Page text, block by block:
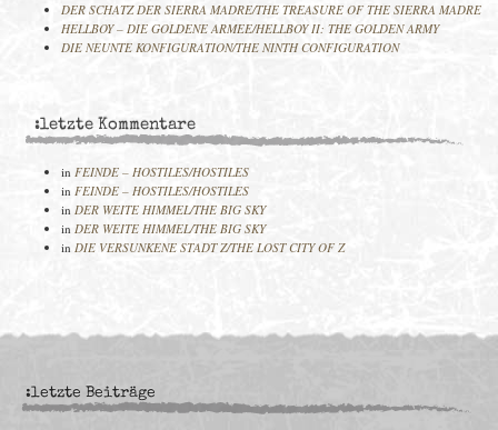
DER SCHATZ DER SIERRA MADRE/THE TREASURE OF THE SIERRA MADRE
HELLBOY – DIE GOLDENE ARMEE/HELLBOY II: THE GOLDEN ARMY
DIE NEUNTE KONFIGURATION/THE NINTH CONFIGURATION
:letzte Kommentare
in FEINDE – HOSTILES/HOSTILES
in FEINDE – HOSTILES/HOSTILES
in DER WEITE HIMMEL/THE BIG SKY
in DER WEITE HIMMEL/THE BIG SKY
in DIE VERSUNKENE STADT Z/THE LOST CITY OF Z
:letzte Beiträge